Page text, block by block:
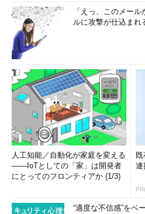
「えっ、このメー
ルに攻撃が仕込まれ
人工知能／自動化が家庭を変える
――IoTとしての「家」は開発者
にとってのフロンティアか (1/3)
連
“適度な不信感”をベ